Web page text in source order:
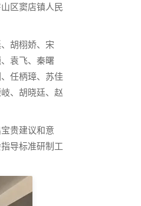
区窦店镇人民
胡栩娇、宋
袁飞、秦曙
任柄璋、苏佳
、胡晓廷、赵
贵建议和意
导标准研制工